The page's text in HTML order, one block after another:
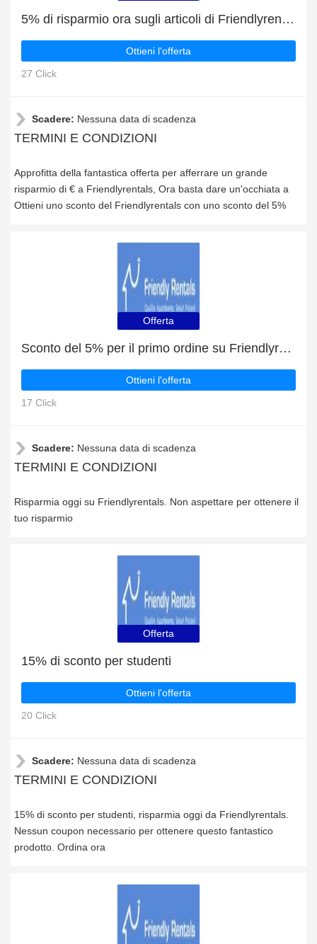
5% di risparmio ora sugli articoli di Friendlyrentals
Ottieni l'offerta
27 Click
Scadere: Nessuna data di scadenza
TERMINI E CONDIZIONI
Approfitta della fantastica offerta per afferrare un grande
risparmio di € a Friendlyrentals, Ora basta dare un'occhiata a
Ottieni uno sconto del Friendlyrentals con uno sconto del 5%
Offerta
Sconto del 5% per il primo ordine su Friendlyrentals
Ottieni l'offerta
17 Click
Scadere: Nessuna data di scadenza
TERMINI E CONDIZIONI
Risparmia oggi su Friendlyrentals. Non aspettare per ottenere il
tuo risparmio
Offerta
15% di sconto per studenti
Ottieni l'offerta
20 Click
Scadere: Nessuna data di scadenza
TERMINI E CONDIZIONI
15% di sconto per studenti, risparmia oggi da Friendlyrentals.
Nessun coupon necessario per ottenere questo fantastico
prodotto. Ordina ora